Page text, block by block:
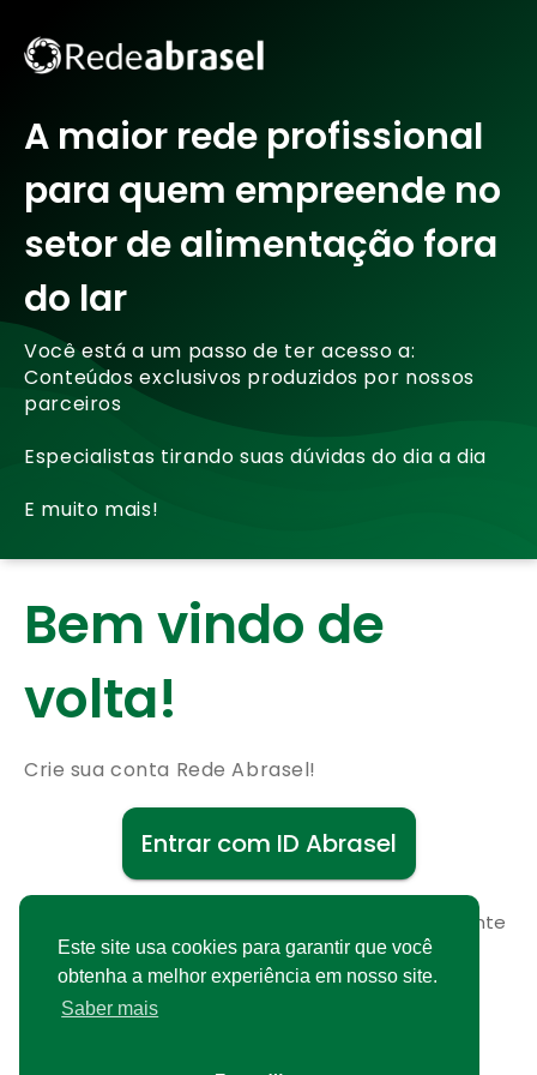
Este site usa cookies para garantir que você
obtenha a melhor experiência em nosso site.
Saber mais
A maior rede profissional
para quem empreende no
setor de alimentação fora
do lar
Você está a um passo de ter acesso a:
Conteúdos exclusivos produzidos por nossos
parceiros
Especialistas tirando suas dúvidas do dia a dia
E muito mais!
Bem vindo de
volta!
Crie sua conta Rede Abrasel!
Entrar com ID Abrasel
Cadastre-se gratuitamente